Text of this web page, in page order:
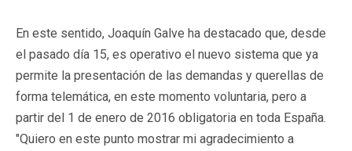
En este sentido, Joaquín Galve ha destacado que, desde
el pasado día 15, es operativo el nuevo sistema que ya
permite la presentación de las demandas y querellas de
forma telemática, en este momento voluntaria, pero a
partir del 1 de enero de 2016 obligatoria en toda España.
"Quiero en este punto mostrar mi agradecimiento a